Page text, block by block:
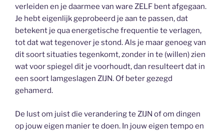
verleiden en je daarmee van ware ZELF bent afgegaan.
Je hebt eigenlijk geprobeerd je aan te passen, dat
betekent je qua energetische frequentie te verlagen,
tot dat wat tegenover je stond. Als je maar genoeg van
dit soort situaties tegenkomt, zonder in te (willen) zien
wat voor spiegel dit je voorhoudt, dan resulteert dat in
een soort lamgeslagen ZIJN. Of beter gezegd
gehamerd.
De lust om juist die verandering te ZIJN of om dingen
op jouw eigen manier te doen. In jouw eigen tempo en